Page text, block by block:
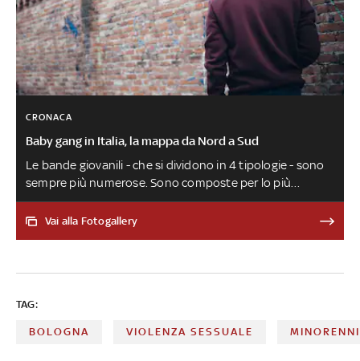
CRONACA
Baby gang in Italia, la mappa da Nord a Sud
Le bande giovanili - che si dividono in 4 tipologie - sono
sempre più numerose. Sono composte per lo più
da maschi tra i 15 e i 17 anni e sono responsabili di reati
come risse, percosse, lesioni e atti di bullismo. L’identikit
Vai alla Fotogallery
TAG:
BOLOGNA VIOLENZA SESSUALE MINORENNI